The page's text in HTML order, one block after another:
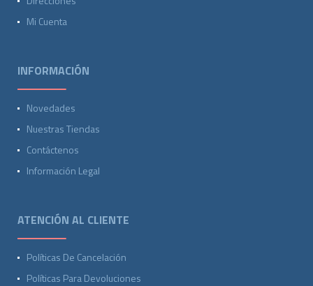
Mi Cuenta
INFORMACIÓN
Novedades
Nuestras Tiendas
Contáctenos
Información Legal
ATENCIÓN AL CLIENTE
Políticas De Cancelación
Políticas Para Devoluciones